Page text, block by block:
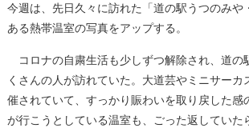
今週は、先日久々に訪れた「道の駅うつのみや
ある熱帯温室の写真をアップする。
コロナの自粛生活も少しずつ解除され、道の
くさんの人が訪れていた。大道芸やミニサーカ
催されていて、すっかり賑わいを取り戻した感
が行こうとしている温室も、ごった返してい